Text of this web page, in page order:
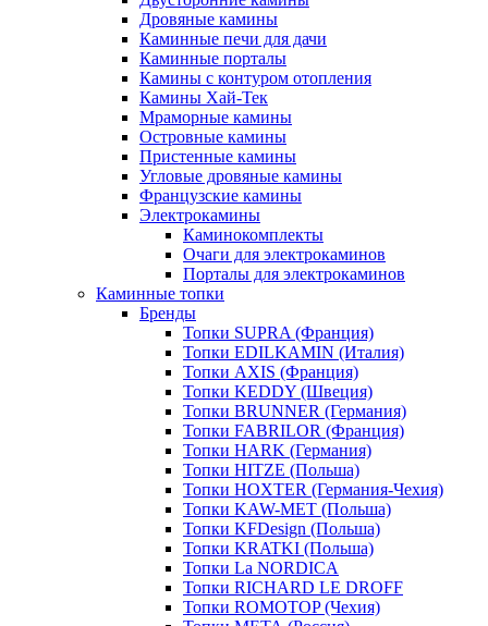
Дровяные камины
Каминные печи для дачи
Каминные порталы
Камины с контуром отопления
Камины Хай-Тек
Мраморные камины
Островные камины
Пристенные камины
Угловые дровяные камины
Французские камины
Электрокамины
Каминокомплекты
Очаги для электрокаминов
Порталы для электрокаминов
Каминные топки
Бренды
Топки SUPRA (Франция)
Топки EDILKAMIN (Италия)
Топки AXIS (Франция)
Топки KEDDY (Швеция)
Топки BRUNNER (Германия)
Топки FABRILOR (Франция)
Топки HARK (Германия)
Топки HITZE (Польша)
Топки HOXTER (Германия-Чехия)
Топки KAW-MET (Польша)
Топки KFDesign (Польша)
Топки KRATKI (Польша)
Топки La NORDICA
Топки RICHARD LE DROFF
Топки ROMOTOP (Чехия)